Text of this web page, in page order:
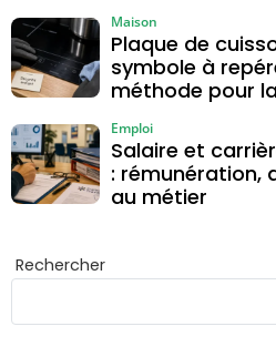
Plaque de
symbole à
méthode pour
Maison
Salaire et
: rémunération,
au métier
Emploi
Rechercher